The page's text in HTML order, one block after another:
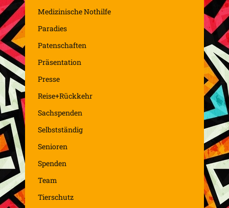
Medizinische Nothilfe
Paradies
Patenschaften
Präsentation
Presse
Reise+Rückkehr
Sachspenden
Selbstständig
Senioren
Spenden
Team
Tierschutz